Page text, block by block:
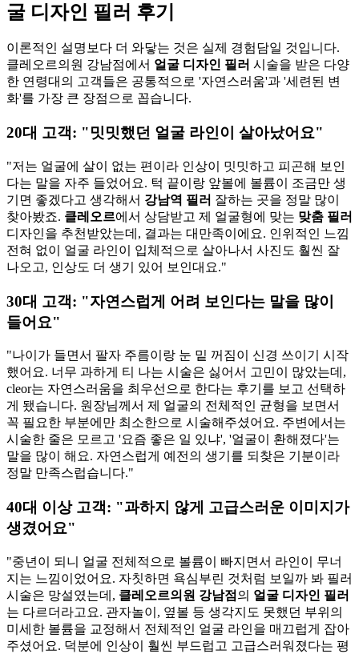
굴 디자인 필러 후기
이론적인 설명보다 더 와닿는 것은 실제 경험담일 것입니다.
클레오르의원 강남점에서 얼굴 디자인 필러 시술을 받은 다양
한 연령대의 고객들은 공통적으로 '자연스러움'과 '세련된 변
화'를 가장 큰 장점으로 꼽습니다.
20대 고객: "밋밋했던 얼굴 라인이 살아났어요"
"저는 얼굴에 살이 없는 편이라 인상이 밋밋하고 피곤해 보인
다는 말을 자주 들었어요. 턱 끝이랑 앞볼에 볼륨이 조금만 생
기면 좋겠다고 생각해서 강남역 필러 잘하는 곳을 정말 많이
찾아봤죠. 클레오르에서 상담받고 제 얼굴형에 맞는 맞춤 필러
디자인을 추천받았는데, 결과는 대만족이에요. 인위적인 느낌
전혀 없이 얼굴 라인이 입체적으로 살아나서 사진도 훨씬 잘
나오고, 인상도 더 생기 있어 보인대요."
30대 고객: "자연스럽게 어려 보인다는 말을 많이
들어요"
"나이가 들면서 팔자 주름이랑 눈 밑 꺼짐이 신경 쓰이기 시작
했어요. 너무 과하게 티 나는 시술은 싫어서 고민이 많았는데,
cleor는 자연스러움을 최우선으로 한다는 후기를 보고 선택하
게 됐습니다. 원장님께서 제 얼굴의 전체적인 균형을 보면서
꼭 필요한 부분에만 최소한으로 시술해주셨어요. 주변에서는
시술한 줄은 모르고 '요즘 좋은 일 있냐', '얼굴이 환해졌다'는
말을 많이 해요. 자연스럽게 예전의 생기를 되찾은 기분이라
정말 만족스럽습니다."
40대 이상 고객: "과하지 않게 고급스러운 이미지가
생겼어요"
"중년이 되니 얼굴 전체적으로 볼륨이 빠지면서 라인이 무너
지는 느낌이었어요. 자칫하면 욕심부린 것처럼 보일까 봐 필러
시술은 망설였는데, 클레오르의원 강남점 의 얼굴 디자인 필러
는 다르더라고요. 관자놀이, 옆볼 등 생각지도 못했던 부위의
미세한 볼륨을 교정해서 전체적인 얼굴 라인을 매끄럽게 잡아
주셨어요. 덕분에 인상이 훨씬 부드럽고 고급스러워졌다는 평